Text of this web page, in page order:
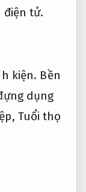
điện tử.
kiện. Bền
dụng
Tuổi thọ